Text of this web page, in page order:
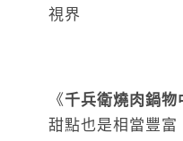
《千兵衛燒肉鍋物
甜點也是相當豐富